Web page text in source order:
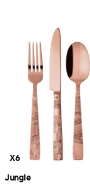
X6
Jungle